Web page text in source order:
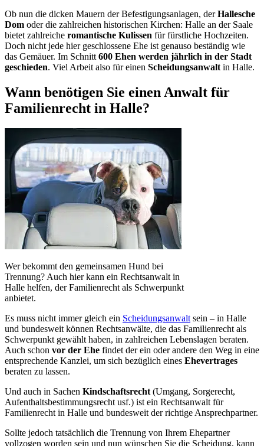
Ob nun die dicken Mauern der Befestigungsanlagen, derHallesche
Dom oder die zahlreichen historischen Kirchen: Halle an der Saale
bietet zahlreiche romantische Kulissen für fürstliche Hochzeiten.
Doch nicht jede hier geschlossene Ehe ist genauso beständig wie
das Gemäuer. Im Schnitt 600 Ehen werden jährlich in der Stadt
geschieden. Viel Arbeit also für einen Scheidungsanwalt in Halle.
Wann benötigen Sie einen Anwalt für
Familienrecht in Halle?
Wer bekommt den gemeinsamen Hund bei
Trennung? Auch hier kann ein Rechtsanwalt in
Halle helfen, der Familienrecht als Schwerpunkt
anbietet.
Es muss nicht immer gleich ein Scheidungsanwalt sein – in Halle
und bundesweit können Rechtsanwälte, die das Familienrecht als
Schwerpunkt gewählt haben, in zahlreichen Lebenslagen beraten.
Auch schon vor der Ehe findet der ein oder andere den Weg in eine
entsprechende Kanzlei, um sich bezüglich eines Ehevertrages
beraten zu lassen.
Und auch in Sachen Kindschaftsrecht (Umgang, Sorgerecht,
Aufenthaltsbestimmungsrecht usf.) ist ein Rechtsanwalt für
Familienrecht in Halle und bundesweit der richtige Ansprechpartner.
Sollte jedoch tatsächlich die Trennung von Ihrem Ehepartner
vollzogen worden sein und nun wünschen Sie die Scheidung, kann